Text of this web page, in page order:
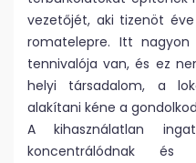
vezetőjét, aki tizenöt
romatelepre. Itt
tennivalója van, és ez
helyi társadalom, a
alakítani kéne a
A kihasználatlan
koncentrálódnak